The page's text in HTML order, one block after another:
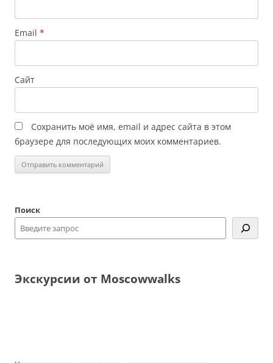
Email *
Сайт
Сохранить моё имя, email и адрес сайта в этом
браузере для последующих моих комментариев.
Поиск
Экскурсии от Moscowwalks